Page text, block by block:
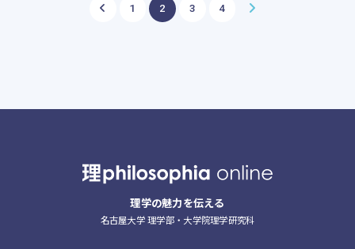
1 2 3 4
理学の魅力を伝える
名古屋大学 理学部・大学院理学研究科